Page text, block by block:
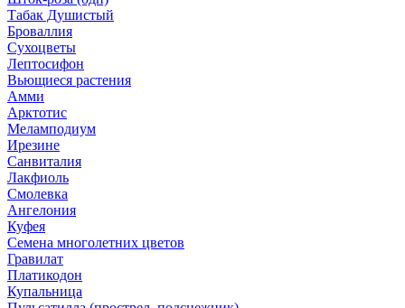
Табак Душистый
Броваллия
Сухоцветы
Лептосифон
Вьющиеся растения
Амми
Арктотис
Меламподиум
Ирезине
Санвиталия
Лакфиоль
Смолевка
Ангелония
Куфея
Семена многолетних цветов
Гравилат
Платикодон
Купальница